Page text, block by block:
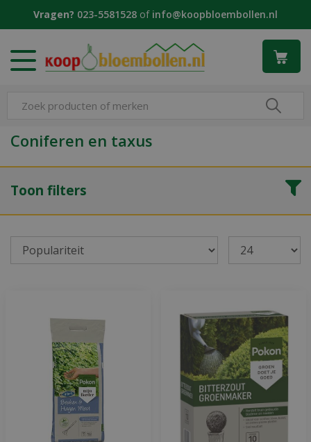
Vragen? 023-5581528 of info@koopbloembollen.nl
Coniferen en taxus
Toon filters